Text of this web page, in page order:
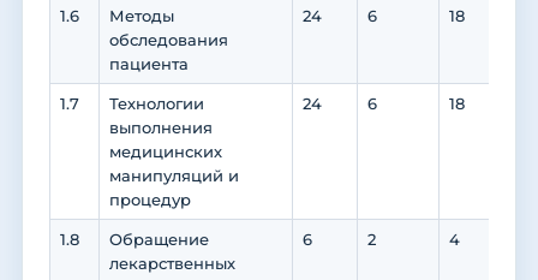
1.6
Методы
обследования
пациента
24 6 18
1.7
Технологии
выполнения
медицинских
манипуляций и
процедур
24 6 18
1.8
Обращение
лекарственных
6 2 4